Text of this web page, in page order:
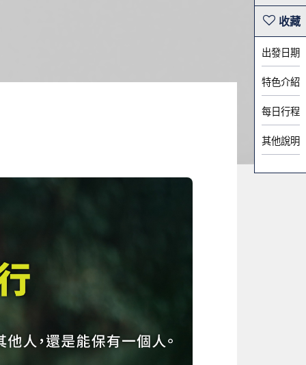
特色介紹
每日行程
其他說明
出發日期